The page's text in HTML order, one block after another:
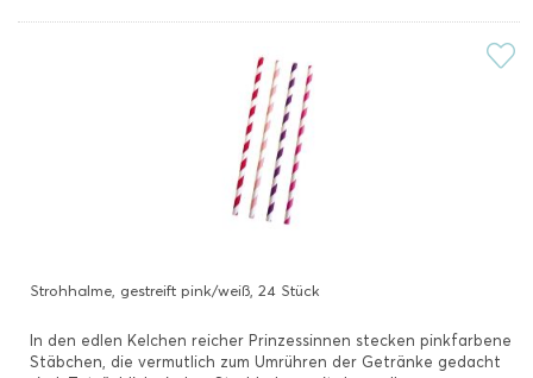
Strohhalme, gestreift pink/weiß, 24 Stück
In den edlen Kelchen reicher Prinzessinnen stecken pinkfarbene
Stäbchen, die vermutlich zum Umrühren der Getränke gedacht